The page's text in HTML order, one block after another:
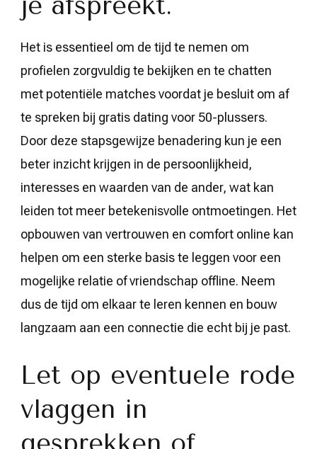
Het is essentieel om de tijd te nemen om
profielen zorgvuldig te bekijken en te chatten
met potentiële matches voordat je besluit om af
te spreken bij gratis dating voor 50-plussers.
Door deze stapsgewijze benadering kun je een
beter inzicht krijgen in de persoonlijkheid,
interesses en waarden van de ander, wat kan
leiden tot meer betekenisvolle ontmoetingen. Het
opbouwen van vertrouwen en comfort online kan
helpen om een sterke basis te leggen voor een
mogelijke relatie of vriendschap offline. Neem
dus de tijd om elkaar te leren kennen en bouw
langzaam aan een connectie die echt bij je past.
Let op eventuele rode
vlaggen in